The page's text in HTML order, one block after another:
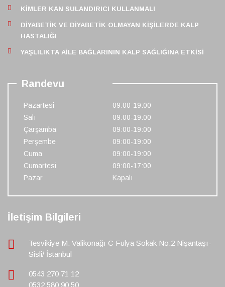
KIMLER KAN SULANDIRICI KULLANMALI
DIYABETIK VE DIYABETIK OLMAYAN KIŞILERDE KALP
HASTALIĞI
YAŞLILIKTA AILE BAĞLARININ KALP SAĞLIĞINA ETKISI
Randevu
Pazartesi
09:00-19:00
Salı
09:00-19:00
Çarşamba
09:00-19:00
Perşembe
09:00-19:00
Cuma
09:00-19:00
Cumartesi
09:00-17:00
Pazar
Kapalı
İletişim Bilgileri
Tesvikiye M. Valikonağı C Fulya Sokak No:2 Nişantaşı-
Sisli/ İstanbul
0543 270 71 12
0532 580 90 50